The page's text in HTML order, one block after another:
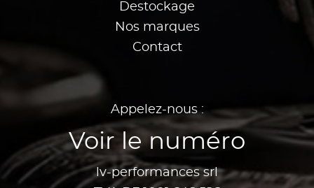
Destockage
Nos marques
Contact
Appelez-nous :
Voir le numéro
lv-performances srl